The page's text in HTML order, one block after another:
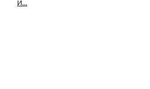
И…